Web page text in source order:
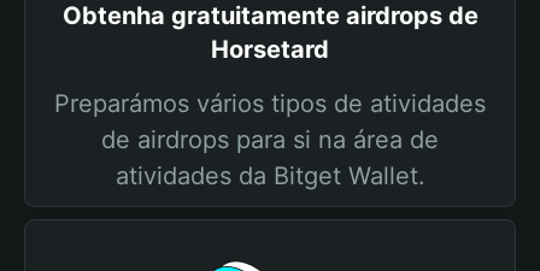
Obtenha gratuitamente airdrops de
Horsetard
Preparámos vários tipos de atividades
de airdrops para si na área de
atividades da Bitget Wallet.